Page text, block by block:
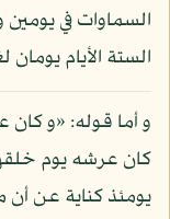
السماوات في
الستة الأيام يومان
و أما قوله: «و
كان عرشه يوم
يومئذ كناية عن أن